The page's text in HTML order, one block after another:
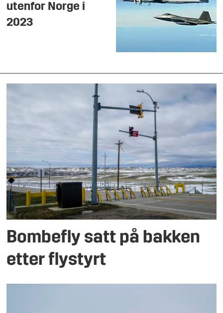
utenfor Norge i
2023
Bombefly satt på bakken
etter flystyrt